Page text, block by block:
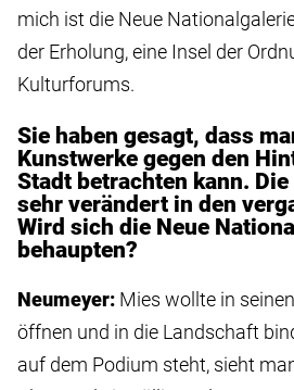
mich ist die Neue
der Erholung, eine Insel der
Kulturforums.
Sie haben gesagt, dass
Kunstwerke gegen den
Stadt betrachten kann.
sehr verändert in den
Wird sich die Neue
behaupten?
Neumeyer: Mies wollte in
öffnen und in die Landschaft
auf dem Podium steht, sieht